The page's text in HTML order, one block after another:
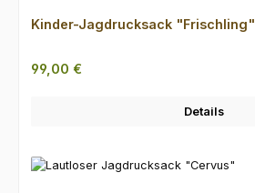
Kinder-Jagdrucksack "Frischling"
Regulärer Preis:
99,00 €
Details